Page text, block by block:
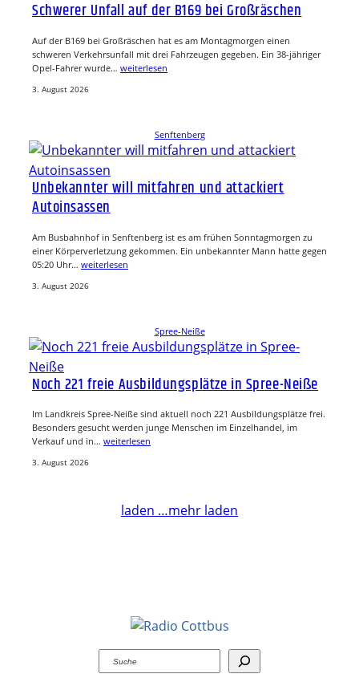
Schwerer Unfall auf der B169 bei Großräschen
Auf der B169 bei Großräschen hat es am Montagmorgen einen
schweren Verkehrsunfall mit drei Fahrzeugen gegeben. Ein 38-jähriger
Opel-Fahrer wurde… weiterlesen
3. August 2026
Senftenberg
Unbekannter will mitfahren und attackiert
Autoinsassen
Am Busbahnhof in Senftenberg ist es am frühen Sonntagmorgen zu
einer Körperverletzung gekommen. Ein unbekannter Mann hatte gegen
05:20 Uhr… weiterlesen
3. August 2026
Spree-Neiße
Noch 221 freie Ausbildungsplätze in Spree-Neiße
Im Landkreis Spree-Neiße sind aktuell noch 221 Ausbildungsplätze frei.
Besonders gesucht werden junge Menschen im Einzelhandel, im
Verkauf und in… weiterlesen
3. August 2026
laden …mehr laden
Suchen